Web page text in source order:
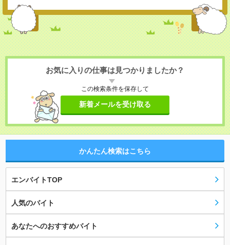
お気に入りの仕事は見つかりましたか？
この検索条件を保存して
新着メールを受け取る
かんたん検索はこちら
エンバイトTOP
人気のバイト
あなたへのおすすめバイト